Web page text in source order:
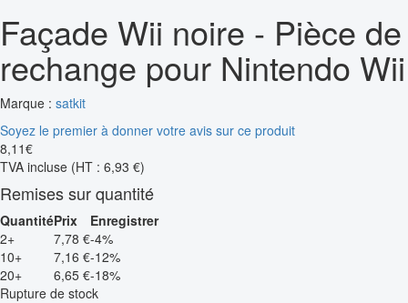
Façade Wii noire - Pièce de
rechange pour Nintendo Wii
Marque : satkit
Soyez le premier à donner votre avis sur ce produit
8,11€
TVA incluse (HT : 6,93 €)
Remises sur quantité
QuantitéPrix
Enregistrer
2+
7,78 €-4%
10+
7,16 €-12%
20+
6,65 €-18%
Rupture de stock